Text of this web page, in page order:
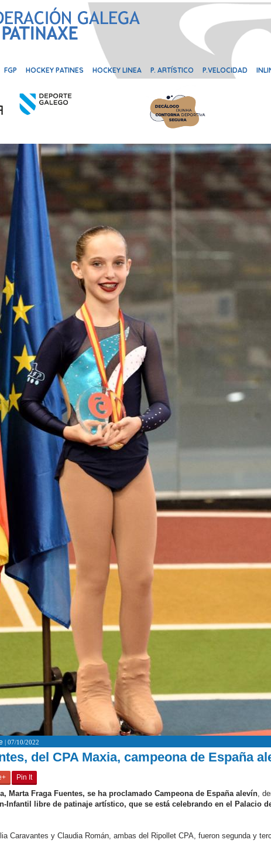
FGP HOCKEY PATINES HOCKEY LINEA P. ARTÍSTICO P.VELOCIDAD
| 07/10/2022
del CPA Maxia, campeona de España
Pin It
Marta Fraga Fuentes, se ha proclamado Campeona de España alevín,
Infantil libre de patinaje artístico, que se está celebrando en el Palacio
Caravantes y Claudia Román, ambas del Ripollet CPA, fueron segunda y